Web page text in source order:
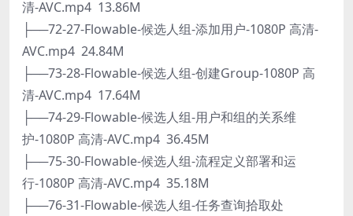
清-AVC.mp4 13.86M
├──72-27-Flowable-候选人组-添加用户-1080P 高清-
AVC.mp4 24.84M
├──73-28-Flowable-候选人组-创建Group-1080P 高
清-AVC.mp4 17.64M
├──74-29-Flowable-候选人组-用户和组的关系维
护-1080P 高清-AVC.mp4 36.45M
├──75-30-Flowable-候选人组-流程定义部署和运
行-1080P 高清-AVC.mp4 35.18M
├──76-31-Flowable-候选人组-任务查询拾取处